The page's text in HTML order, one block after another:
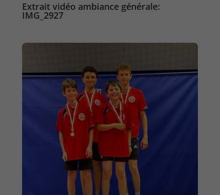
Extrait vidéo ambiance générale:
IMG_2927